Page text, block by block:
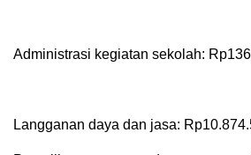
Administrasi kegiatan sekolah:
Langganan daya dan jasa: